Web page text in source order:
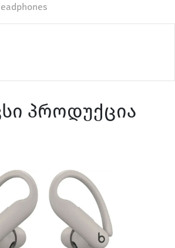
Screen Protectors
პროდუქცია